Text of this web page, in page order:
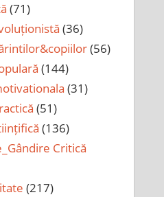
(71)
(36)
(56)
(144)
(31)
(51)
(136)
Critică
(217)